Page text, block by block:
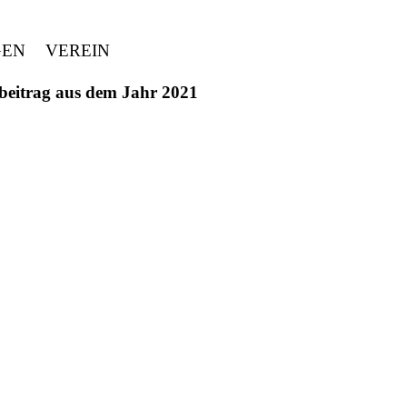
VEREIN
aus dem Jahr 2021